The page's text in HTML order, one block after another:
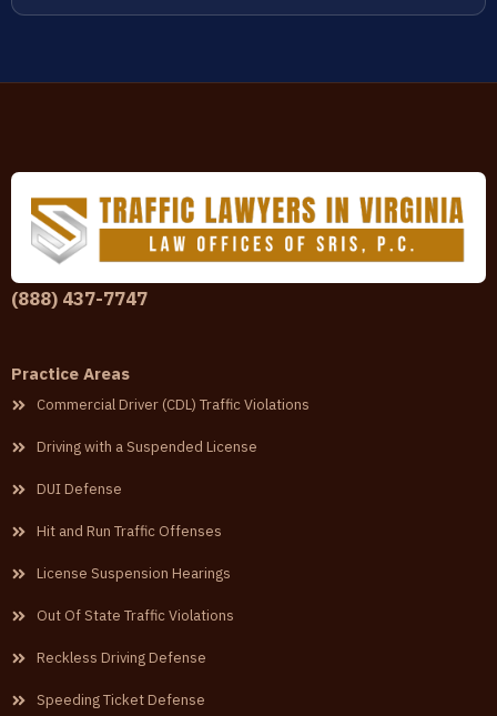
(888) 437-7747
Practice Areas
Commercial Driver (CDL) Traffic Violations
Driving with a Suspended License
DUI Defense
Hit and Run Traffic Offenses
License Suspension Hearings
Out Of State Traffic Violations
Reckless Driving Defense
Speeding Ticket Defense